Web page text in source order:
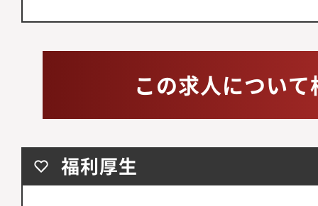
この求人につい
福利厚生